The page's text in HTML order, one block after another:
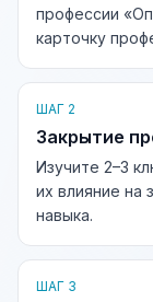
профессии
карточку
ШАГ 2
Закрытие
Изучите 2–3
их влияние на
навыка.
ШАГ 3